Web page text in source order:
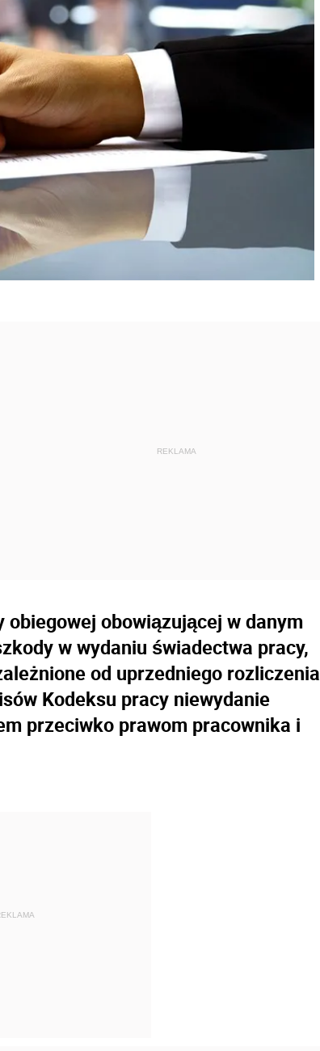
obowiązującej w danym
w wydaniu świadectwa pracy,
od uprzedniego rozliczenia
Kodeksu pracy niewydanie
przeciwko prawom pracownika i